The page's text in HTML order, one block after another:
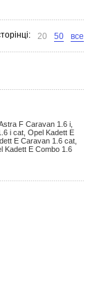
20 50 все
F Caravan 1.6 i,
i cat, Opel Kadett E
E Caravan 1.6 cat,
Kadett E Combo 1.6